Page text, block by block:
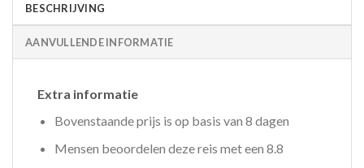
BESCHRIJVING
AANVULLENDE INFORMATIE
Extra informatie
Bovenstaande prijs is op basis van 8 dagen
Mensen beoordelen deze reis met een 8.8